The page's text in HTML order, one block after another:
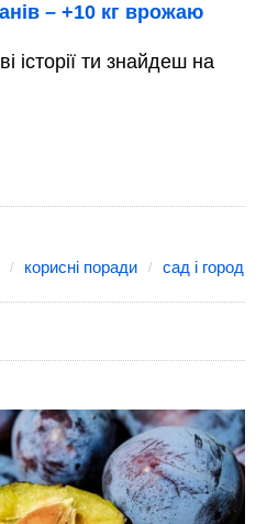
– +10 кг врожаю
історії ти знайдеш на
корисні поради сад і город